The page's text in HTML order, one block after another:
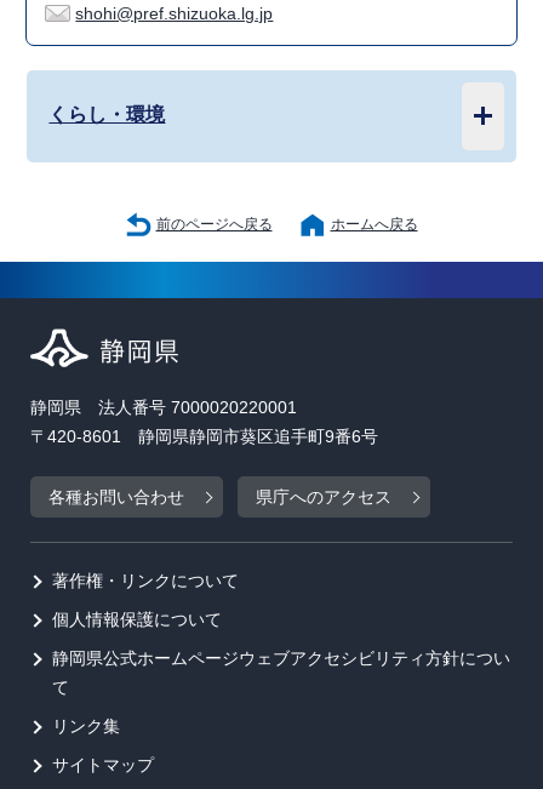
shohi@pref.shizuoka.lg.jp
くらし・環境
前のページへ戻る ホームへ戻る
静岡県 法人番号 7000020220001
〒420-8601 静岡県静岡市葵区追手町9番6号
各種お問い合わせ 県庁へのアクセス
著作権・リンクについて
個人情報保護について
静岡県公式ホームページウェブアクセシビリティ方針につい
て
リンク集
サイトマップ